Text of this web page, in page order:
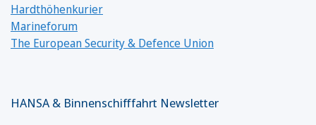
Hardthöhenkurier
Marineforum
The European Security & Defence Union
HANSA & Binnenschifffahrt Newsletter